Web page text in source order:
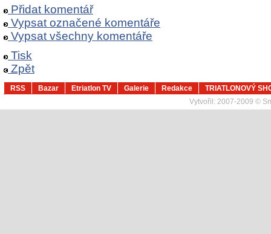
Přidat komentář
Vypsat označené komentáře
Vypsat všechny komentáře
Tisk
Zpět
RSS Bazar Etriatlon TV Galerie Redakce
TRIATLONOVÝ
Vytvořil: 2007-2009 ©